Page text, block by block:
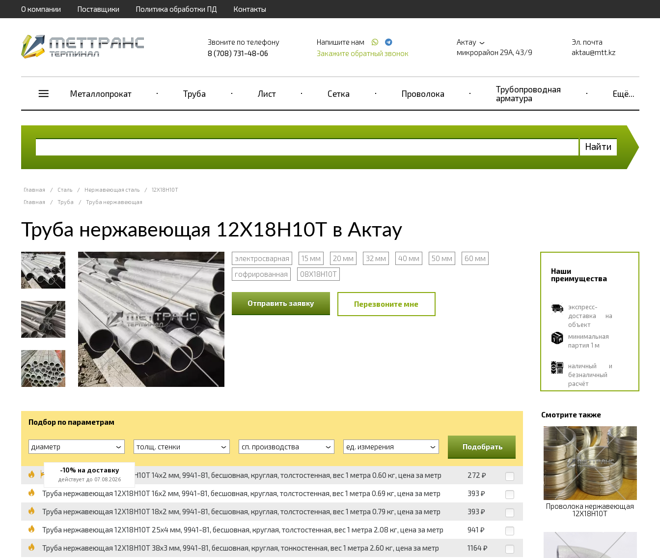
О компании Поставщики Политика обработки ПД Контакты
Звоните по телефону
8 (708) 731-48-06
Напишите нам
Закажите обратный звонок
Актау
микрорайон 29А, 43/9
Эл. почта
aktau@mtt.kz
Металлопрокат Труба Лист Сетка Проволока
Трубопроводная
арматура
Ещё...
Найти
Главная / Сталь / Нержавеющая сталь /
12Х18Н10Т
Главная
/ Труба / Труба нержавеющая
Труба нержавеющая 12Х18Н10Т в Актау
электросварная 15 мм 20 мм 32 мм 40 мм 50 мм
60 мм
гофрированная
08Х18Н10Т
Отправить заявку Перезвоните мне
Наши
преимущества
экспресс-
доставка на
объект
минимальная
партия 1 м
наличный и
безналичный
расчёт
Подбор по параметрам
диаметр толщ. стенки сп. производства ед. измерения Подобрать
Труба нержавеющая 12Х18Н10Т 14x2 мм, 9941-81, бесшовная, круглая, толстостенная, вес 1 метра 0.60 кг, цена за метр 272 ₽
Труба нержавеющая 12Х18Н10Т 16x2 мм, 9941-81, бесшовная, круглая, толстостенная, вес 1 метра 0.69 кг, цена за метр 393 ₽
Труба нержавеющая 12Х18Н10Т 18x2 мм, 9941-81, бесшовная, круглая, толстостенная, вес 1 метра 0.79 кг, цена за метр 393 ₽
Труба нержавеющая 12Х18Н10Т 25x4 мм, 9941-81, бесшовная, круглая, толстостенная, вес 1 метра 2.08 кг, цена за метр 941 ₽
Труба нержавеющая 12Х18Н10Т 38x3 мм, 9941-81, бесшовная, круглая, тонкостенная, вес 1 метра 2.60 кг, цена за метр 1164 ₽
Смотрите также
Проволока нержавеющая
12Х18Н10Т
-10% на доставку
действует до 07.08.2026